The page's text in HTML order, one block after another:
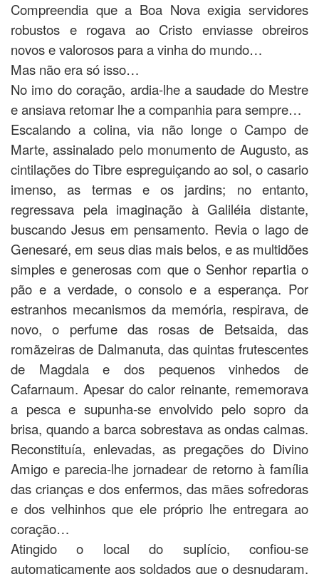
Compreendia que a Boa Nova exigia servidores
robustos e rogava ao Cristo enviasse obreiros
novos e valorosos para a vinha do mundo…
Mas não era só isso…
No imo do coração, ardia-lhe a saudade do Mestre
e ansiava retomar lhe a companhia para sempre…
Escalando a colina, via não longe o Campo de
Marte, assinalado pelo monumento de Augusto, as
cintilações do Tibre espreguiçando ao sol, o casario
imenso, as termas e os jardins; no entanto,
regressava pela imaginação à Galiléia distante,
buscando Jesus em pensamento. Revia o lago de
Genesaré, em seus dias mais belos, e as multidões
simples e generosas com que o Senhor repartia o
pão e a verdade, o consolo e a esperança. Por
estranhos mecanismos da memória, respirava, de
novo, o perfume das rosas de Betsaida, das
romãzeiras de Dalmanuta, das quintas frutescentes
de Magdala e dos pequenos vinhedos de
Cafarnaum. Apesar do calor reinante, rememorava
a pesca e supunha-se envolvido pelo sopro da
brisa, quando a barca sobrestava as ondas calmas.
Reconstituía, enlevadas, as pregações do Divino
Amigo e parecia-lhe jornadear de retorno à família
das crianças e dos enfermos, das mães sofredoras
e dos velhinhos que ele próprio lhe entregara ao
coração…
Atingido o local do suplício, confiou-se
automaticamente aos soldados que o desnudaram,